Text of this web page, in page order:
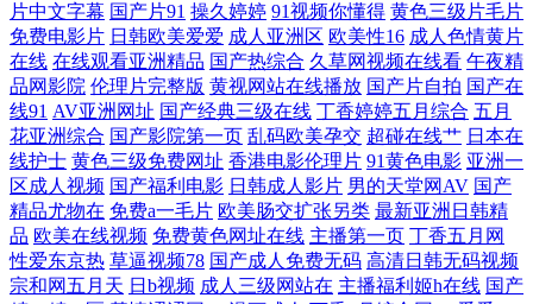
文字幕 九一在线免费看 精品国产欧美日韩 91网在在线播放 97护士超碰在
线 97资源福利在线 91白虎丝袜萝莉 69xbcom 国产站二区 玖玖热视频 加勒
比啊V网 国产性爱日韩 日本AA网站 人人婷婷五月天 欧美另类激情 欧美
高清性交 久久伊人av 女人的天堂网av 久久国产乱子伦精 黄涩91大片 国产
欧美日韩性爱 亚洲天堂狼友网 97超碰人人妻 www操碰 变态另类网 AV地
片中文字幕 国产片91 操久婷婷 91视频你懂得 黄色三级片毛片
免费电影片 日韩欧美爱爱 成人亚洲区 欧美性16 成人色情黄片
在线 在线观看亚洲精品 国产热综合 久草网视频在线看 午夜精
品网影院 伦理片完整版 黄视网站在线播放 国产片自拍 国产在
线91 AV亚洲网址 国产经典三级在线 丁香婷婷五月综合 五月
花亚洲综合 国产影院第一页 乱码欧美孕交 超碰在线艹 日本在
线护士 黄色三级免费网址 香港电影伦理片 91黄色电影 亚洲一
区成人视频 国产福利电影 日韩成人影片 男的天堂网AV 国产
精品尤物在 免费a一毛片 欧美肠交扩张另类 最新亚洲日韩精
品 欧美在线视频 免费黄色网址在线 主播第一页 丁香五月网
性爱东京热 草逼视频78 国产成人免费无码 高清日韩无码视频
宗和网五月天 日b视频 成人三级网站在 主播福利姬h在线 国产